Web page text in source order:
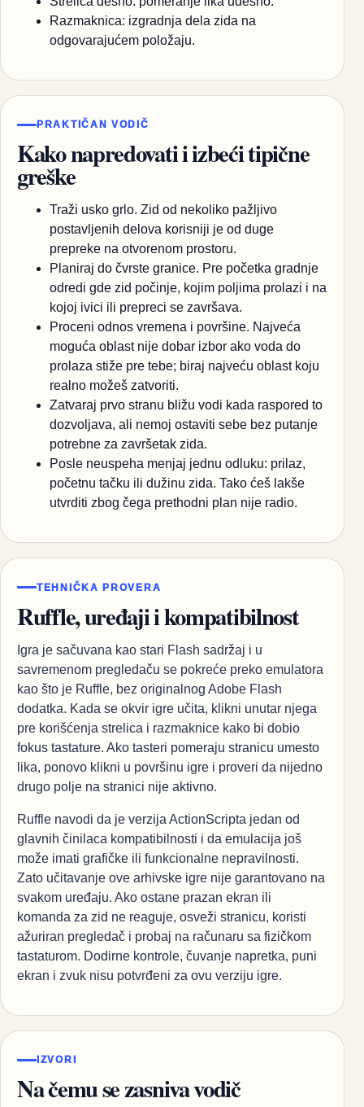
Razmaknica: izgradnja dela zida na
odgovarajućem položaju.
PRAKTIČAN VODIČ
Kako napredovati i izbeći tipične
greške
Traži usko grlo. Zid od nekoliko pažljivo
postavljenih delova korisniji je od duge
prepreke na otvorenom prostoru.
Planiraj do čvrste granice. Pre početka gradnje
odredi gde zid počinje, kojim poljima prolazi i na
kojoj ivici ili prepreci se završava.
Proceni odnos vremena i površine. Najveća
moguća oblast nije dobar izbor ako voda do
prolaza stiže pre tebe; biraj najveću oblast koju
realno možeš zatvoriti.
Zatvaraj prvo stranu bližu vodi kada raspored to
dozvoljava, ali nemoj ostaviti sebe bez putanje
potrebne za završetak zida.
Posle neuspeha menjaj jednu odluku: prilaz,
početnu tačku ili dužinu zida. Tako ćeš lakše
utvrditi zbog čega prethodni plan nije radio.
TEHNIČKA PROVERA
Ruffle, uređaji i kompatibilnost
Igra je sačuvana kao stari Flash sadržaj i u
savremenom pregledaču se pokreće preko emulatora
kao što je Ruffle, bez originalnog Adobe Flash
dodatka. Kada se okvir igre učita, klikni unutar njega
pre korišćenja strelica i razmaknice kako bi dobio
fokus tastature. Ako tasteri pomeraju stranicu umesto
lika, ponovo klikni u površinu igre i proveri da nijedno
drugo polje na stranici nije aktivno.
Ruffle navodi da je verzija ActionScripta jedan od
glavnih činilaca kompatibilnosti i da emulacija još
može imati grafičke ili funkcionalne nepravilnosti.
Zato učitavanje ove arhivske igre nije garantovano na
svakom uređaju. Ako ostane prazan ekran ili
komanda za zid ne reaguje, osveži stranicu, koristi
ažuriran pregledač i probaj na računaru sa fizičkom
tastaturom. Dodirne kontrole, čuvanje napretka, puni
ekran i zvuk nisu potvrđeni za ovu verziju igre.
IZVORI
Na čemu se zasniva vodič